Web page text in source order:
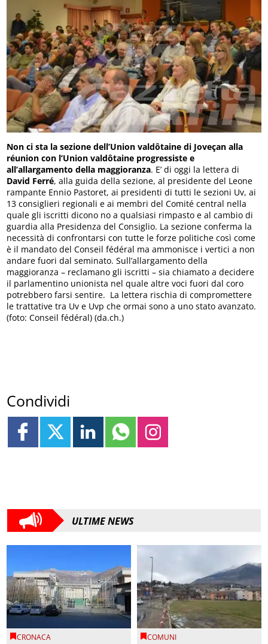
Non ci sta la sezione dell’Union valdôtaine di Joveçan alla
réunion con l’Union valdôtaine progressiste e
all’allargamento della maggioranza. E’ di oggi la lettera di
David Ferré, alla guida della sezione, al presidente del Leone
rampante Ennio Pastoret, ai presidenti di tutti le sezioni Uv, ai
13 consiglieri regionali e ai membri del Comité central nella
quale gli iscritti dicono no a qualsiasi rimpasto e al cambio di
guardia alla Presidenza del Consiglio. La sezione conferma la
necessità di confrontarsi con tutte le forze politiche così come
è il mandato del Conseil fédéral ma ammonisce i vertici a non
andare fuori dal seminato. Sull’allargamento della
maggioranza – reclamano gli iscritti – sia chiamato a decidere
il parlamentino unionista nel quale altre voci fuori dal coro
potrebbero farsi sentire. La lettera rischia di compromettere
le trattative tra Uv e Uvp che ormai sono a uno stato avanzato.
(foto: Conseil fédéral) (da.ch.)
Condividi
ULTIME NEWS
CRONACA COMUNI